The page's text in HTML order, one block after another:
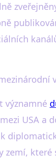
významné
USA a
zemí, které